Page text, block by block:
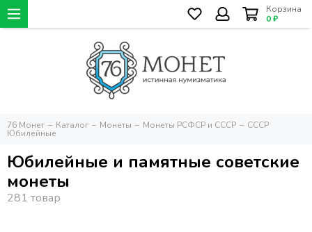
Корзина
0 ₽
76 Монет Каталог Монеты Монеты РСФСР и СССР СССР
Юбилейные
Юбилейные и памятные советские
монеты